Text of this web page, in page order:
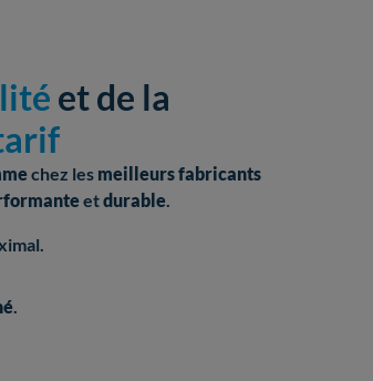
et de la
chez les meilleurs fabricants
etdurable.
.